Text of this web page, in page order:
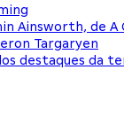
Ainsworth, de A
Targaryen
destaques da